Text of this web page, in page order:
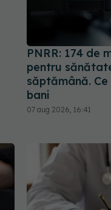
PNRR: 174 de
pentru
săptămână.
bani
07 aug 2026, 16:41